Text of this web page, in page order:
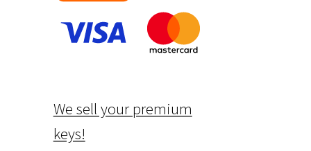
We sell your premium
keys!